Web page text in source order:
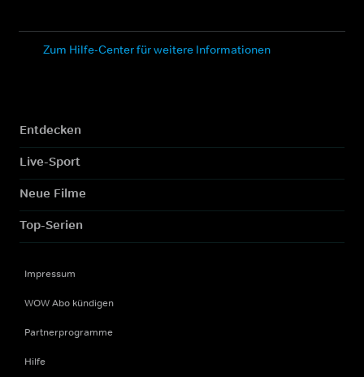
Zum Hilfe-Center für weitere Informationen
Entdecken
Live-Sport
Neue Filme
Top-Serien
Impressum
WOW Abo kündigen
Partnerprogramme
Hilfe